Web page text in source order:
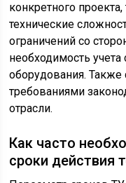
конкретного
технические
ограничений со
необходимость
оборудования.
требованиями
отрасли.
Как часто
сроки действия